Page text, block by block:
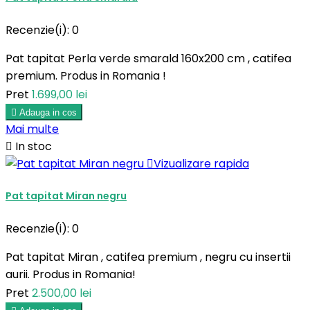
Recenzie(i): 0
Pat tapitat Perla verde smarald 160x200 cm , catifea
premium. Produs in Romania !
Pret 1.699,00 lei
 Adauga in cos
Mai multe
 In stoc
Vizualizare rapida
Pat tapitat Miran negru
Recenzie(i): 0
Pat tapitat Miran , catifea premium , negru cu insertii
aurii. Produs in Romania!
Pret 2.500,00 lei